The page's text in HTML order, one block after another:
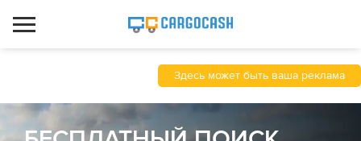
Здесь может быть ваша реклама